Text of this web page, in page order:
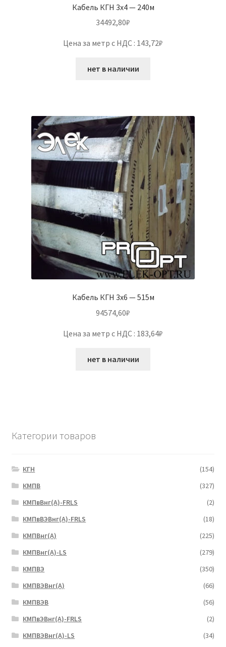
Кабель КГН 3х4 — 240м
34492,80₽
Цена за метр с НДС : 143,72₽
нет в наличии
Кабель КГН 3х6 — 515м
94574,60₽
Цена за метр с НДС : 183,64₽
нет в наличии
Категории товаров
КГН
(154)
КМПВ
(327)
КМПвВнг(А)-FRLS
(2)
КМПвВЭВнг(А)-FRLS
(18)
КМПВнг(А)
(225)
КМПВнг(А)-LS
(279)
КМПВЭ
(350)
КМПВЭBнг(А)
(66)
КМПВЭВ
(56)
КМПвЭВнг(А)-FRLS
(2)
КМПВЭВнг(А)-LS
(34)